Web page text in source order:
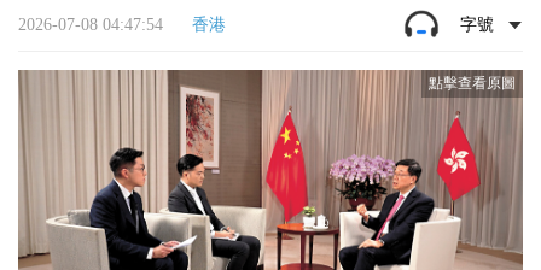
2026-07-08 04:47:54 香港 字號